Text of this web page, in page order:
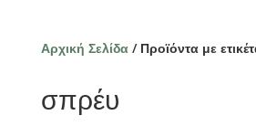
Αρχική Σελίδα/ Προϊόντα με
σπρέυ